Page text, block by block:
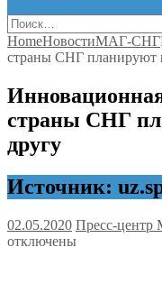
Найти:
HomeНовостиМАГ-СНГ
страны СНГ планируют
страны СНГ
другу
Источник:
02.05.2020 Пресс-
отключены